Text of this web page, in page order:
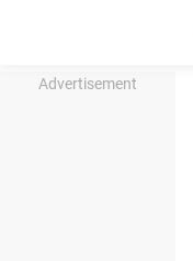
Advertisement